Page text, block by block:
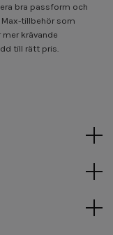
bra passform och
Max-tillbehör som
krävande
till rätt pris.